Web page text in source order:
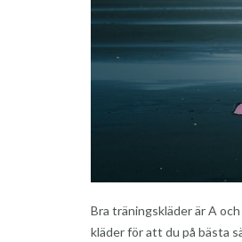
Bra träningskläder är A
kläder för att du på bästa